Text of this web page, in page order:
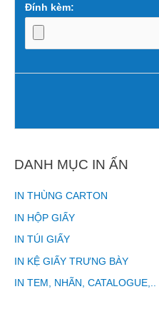
Đính kèm:
DANH MỤC IN ẤN
IN THÙNG CARTON
IN HỘP GIẤY
IN TÚI GIẤY
IN KỆ GIẤY TRƯNG BÀY
IN TEM, NHÃN, CATALOGUE,..